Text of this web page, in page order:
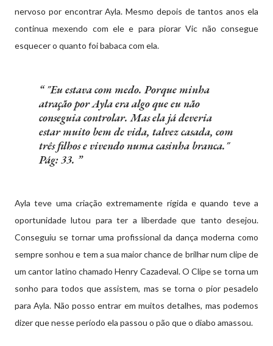
nervoso por encontrar Ayla. Mesmo depois de tantos anos ela
continua mexendo com ele e para piorar Vic não consegue
esquecer o quanto foi babaca com ela.
"Eu estava com medo. Porque minha
atração por Ayla era algo que eu não
conseguia controlar. Mas ela já deveria
estar muito bem de vida, talvez casada, com
três filhos e vivendo numa casinha branca."
Pág: 33.
Ayla teve uma criação extremamente rígida e quando teve a
oportunidade lutou para ter a liberdade que tanto desejou.
Conseguiu se tornar uma profissional da dança moderna como
sempre sonhou e tem a sua maior chance de brilhar num clipe de
um cantor latino chamado Henry Cazadeval. O Clipe se torna um
sonho para todos que assistem, mas se torna o pior pesadelo
para Ayla. Não posso entrar em muitos detalhes, mas podemos
dizer que nesse período ela passou o pão que o diabo amassou.